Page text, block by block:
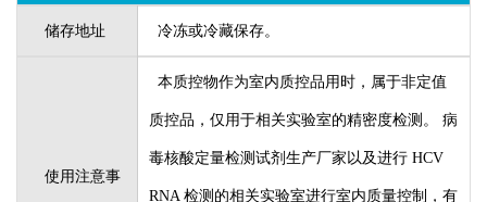
储存地址 冷冻或冷藏保存。
使用注意事
本质控物作为室内质控品用时，属于非定值
质控品，仅用于相关实验室的精密度检测。 病
毒核酸定量检测试剂生产厂家以及进行 HCV
RNA 检测的相关实验室进行室内质量控制，有